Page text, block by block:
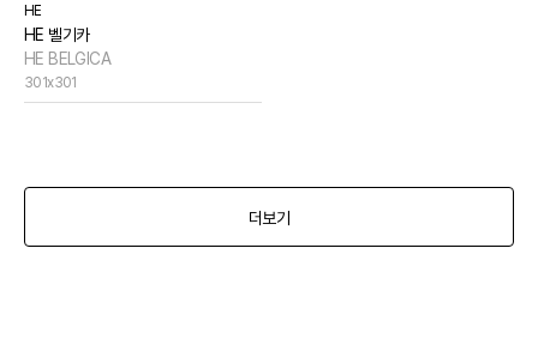
HE
HE 벨기카
HE BELGICA
301x301
더보기